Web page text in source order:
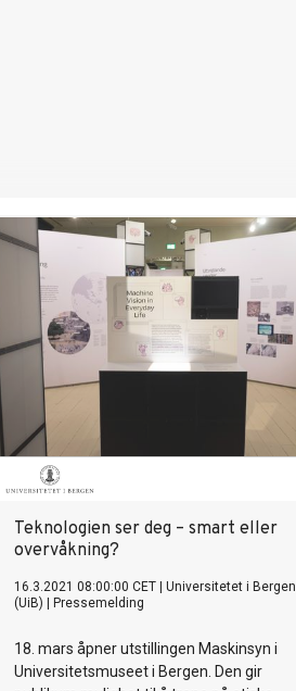
Teknologien ser deg – smart eller
overvåkning?
16.3.2021 08:00:00 CET
Universitetet i Bergen
(UiB)
Pressemelding
18. mars åpner utstillingen Maskinsyn i
Universitetsmuseet i Bergen. Den gir